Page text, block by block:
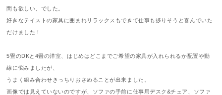
間も欲しい、でした。
好きなテイストの家具に囲まれリラックスもできて仕事も捗りそうと喜んでいた
だけました！
5畳のDKと4畳の洋室、はじめはどこまでご希望の家具が入れられるか配置や動
線に悩みましたが、
うまく組み合わせきっちりおさめることが出来ました。
画像では見えていないのですが、ソファの手前に仕事用デスク&チェア、ソファ